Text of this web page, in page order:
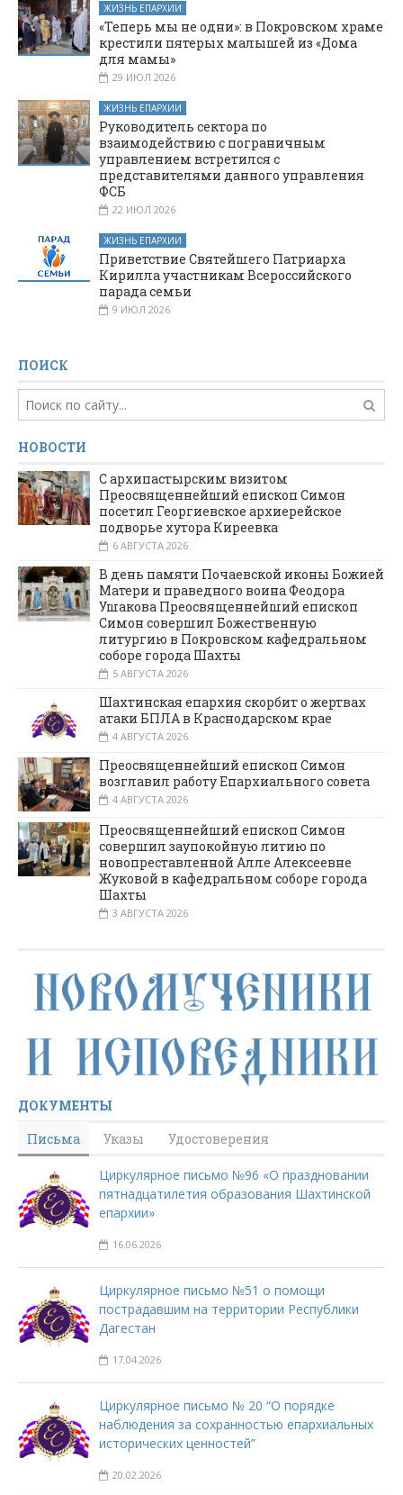
ЖИЗНЬ ЕПАРХИИ
«Теперь мы не одни»: в Покровском храме
крестили пятерых малышей из «Дома
для мамы»
29 ИЮЛ 2026
ЖИЗНЬ ЕПАРХИИ
Руководитель сектора по
взаимодействию с пограничным
управлением встретился с
представителями данного управления
ФСБ
22 ИЮЛ 2026
ЖИЗНЬ ЕПАРХИИ
Приветствие Святейшего Патриарха
Кирилла участникам Всероссийского
парада семьи
9 ИЮЛ 2026
ПОИСК
НОВОСТИ
С архипастырским визитом
Преосвященнейший епископ Симон
посетил Георгиевское архиерейское
подворье хутора Киреевка
6 АВГУСТА 2026
В день памяти Почаевской иконы Божией
Матери и праведного воина Феодора
Ушакова Преосвященнейший епископ
Симон совершил Божественную
литургию в Покровском кафедральном
соборе города Шахты
5 АВГУСТА 2026
Шахтинская епархия скорбит о жертвах
атаки БПЛА в Краснодарском крае
4 АВГУСТА 2026
Преосвященнейший епископ Симон
возглавил работу Епархиального совета
4 АВГУСТА 2026
Преосвященнейший епископ Симон
совершил заупокойную литию по
новопреставленной Алле Алексеевне
Жуковой в кафедральном соборе города
Шахты
3 АВГУСТА 2026
ДОКУМЕНТЫ
Письма
Указы Удостоверения
Циркулярное письмо №96 «О праздновании
пятнадцатилетия образования Шахтинской
епархии»
16.06.2026
Циркулярное письмо №51 о помощи
пострадавшим на территории Республики
Дагестан
17.04.2026
Циркулярное письмо № 20 “О порядке
наблюдения за сохранностью епархиальных
исторических ценностей”
20.02.2026